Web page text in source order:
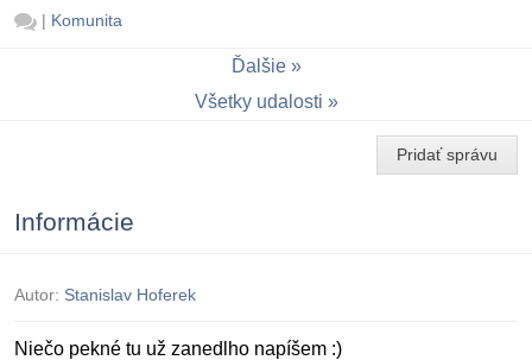
| Komunita
Ďalšie
Všetky udalosti
Pridať správu
Informácie
Autor: Stanislav Hoferek
Niečo pekné tu už zanedlho napíšem :)